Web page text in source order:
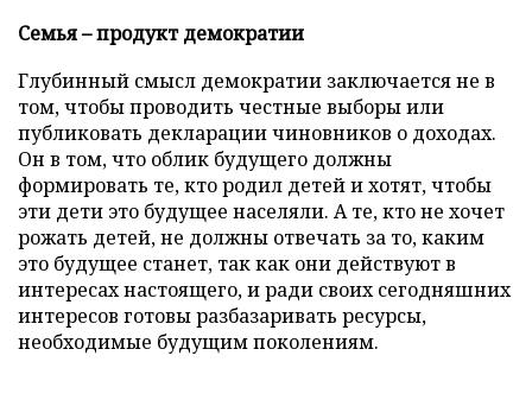
Семья – продукт демократии
Глубинный смысл демократии заключается не в
том, чтобы проводить честные выборы или
публиковать декларации чиновников о доходах.
Он в том, что облик будущего должны
формировать те, кто родил детей и хотят, чтобы
эти дети это будущее населяли. А те, кто не хочет
рожать детей, не должны отвечать за то, каким
это будущее станет, так как они действуют в
интересах настоящего, и ради своих сегодняшних
интересов готовы разбазаривать ресурсы,
необходимые будущим поколениям.